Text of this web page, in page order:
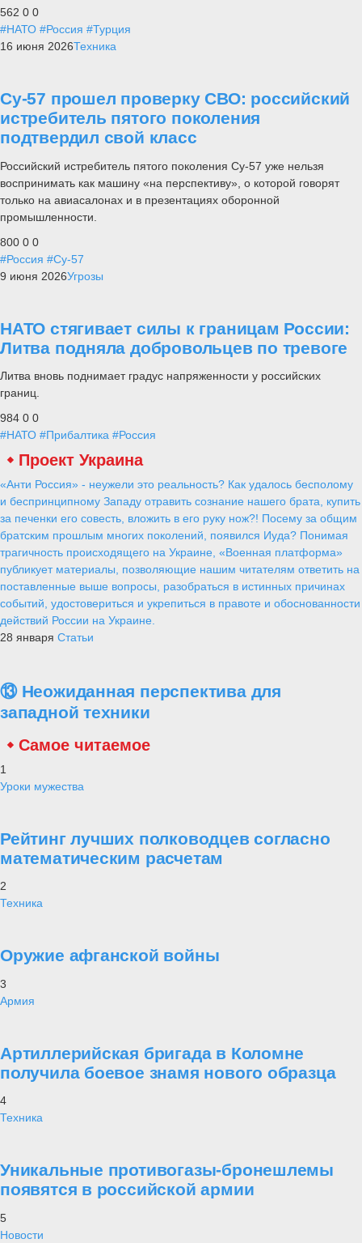
562 0 0
#НАТО #Россия #Турция
16 июня 2026Техника
Су-57 прошел проверку СВО: российский
истребитель пятого поколения
подтвердил свой класс
Российский истребитель пятого поколения Су-57 уже нельзя
воспринимать как машину «на перспективу», о которой говорят
только на авиасалонах и в презентациях оборонной
промышленности.
800 0 0
#Россия #Су-57
9 июня 2026Угрозы
НАТО стягивает силы к границам России:
Литва подняла добровольцев по тревоге
Литва вновь поднимает градус напряженности у российских
границ.
984 0 0
#НАТО #Прибалтика #Россия
Проект Украина
«Анти Россия» - неужели это реальность? Как удалось бесполому
и беспринципному Западу отравить сознание нашего брата, купить
за печенки его совесть, вложить в его руку нож?! Посему за общим
братским прошлым многих поколений, появился Иуда? Понимая
трагичность происходящего на Украине, «Военная платформа»
публикует материалы, позволяющие нашим читателям ответить на
поставленные выше вопросы, разобраться в истинных причинах
событий, удостовериться и укрепиться в правоте и обоснованности
действий России на Украине.
28 января Статьи
⑬ Неожиданная перспектива для
западной техники
Самое читаемое
1
Уроки мужества
Рейтинг лучших полководцев согласно
математическим расчетам
2
Техника
Оружие афганской войны
3
Армия
Артиллерийская бригада в Коломне
получила боевое знамя нового образца
4
Техника
Уникальные противогазы-бронешлемы
появятся в российской армии
5
Новости